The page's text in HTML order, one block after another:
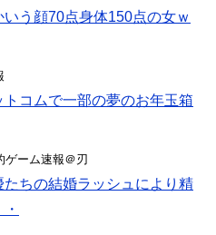
いう顔70点身体150点の女ｗ
トコムで一部の夢のお年玉箱
ゲーム速報＠刃
ちの結婚ラッシュにより精